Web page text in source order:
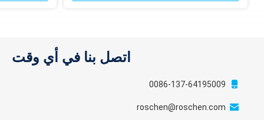
اتصل بنا في أي وقت
0086-137-64195009
roschen@roschen.com